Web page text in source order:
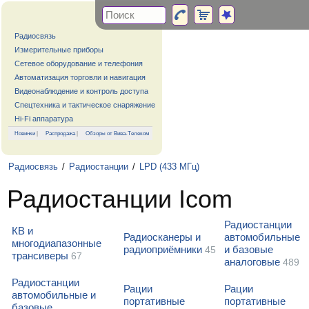
Радиосвязь
Измерительные приборы
Сетевое оборудование и телефония
Автоматизация торговли и навигация
Видеонаблюдение и контроль доступа
Спецтехника и тактическое снаряжение
Hi-Fi аппаратура
Новинки | Распродажа| Обзоры от Вива-Телеком
Радиосвязь / Радиостанции / LPD (433 МГц)
Радиостанции Icom
КВ и
многодиапазонные
трансиверы 67
Радиосканеры и
радиоприёмники 45
Радиостанции
автомобильные
и базовые
аналоговые 489
Радиостанции
автомобильные и
Рации
портативные
Рации
портативные